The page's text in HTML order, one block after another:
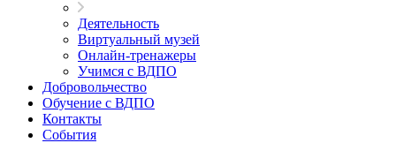
Деятельность
Виртуальный музей
Онлайн-тренажеры
Учимся с ВДПО
Добровольчество
Обучение с ВДПО
Контакты
События